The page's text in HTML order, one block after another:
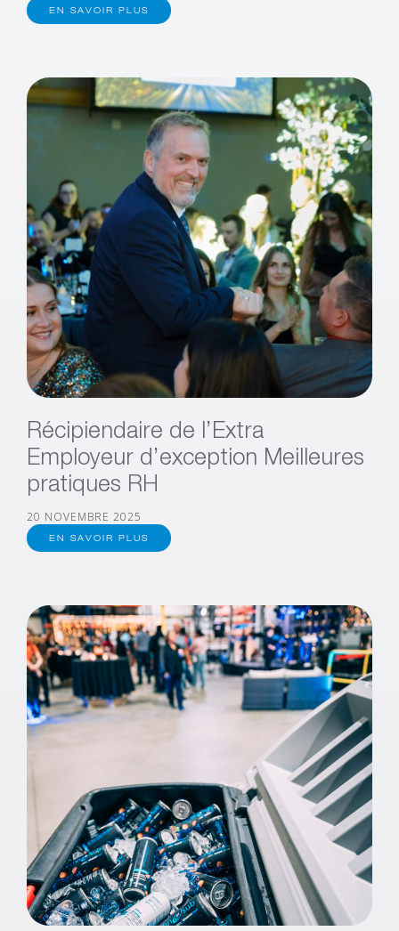
EN SAVOIR PLUS
Récipiendaire de l’Extra
Employeur d’exception Meilleures
pratiques RH
20 NOVEMBRE 2025
EN SAVOIR PLUS